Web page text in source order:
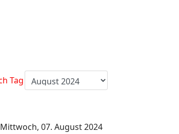
Mittwoch, 07. August 2024